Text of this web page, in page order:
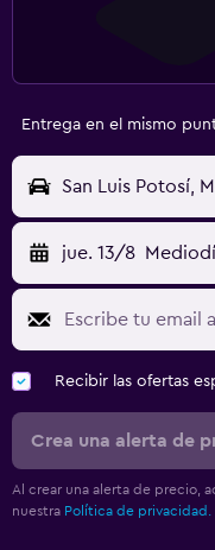
Entrega en el mismo
San Luis Potosí,
jue. 13/8
Recibir las ofertas
Crea una alerta de
Al crear una alerta de precio,
nuestra Política de privacidad.